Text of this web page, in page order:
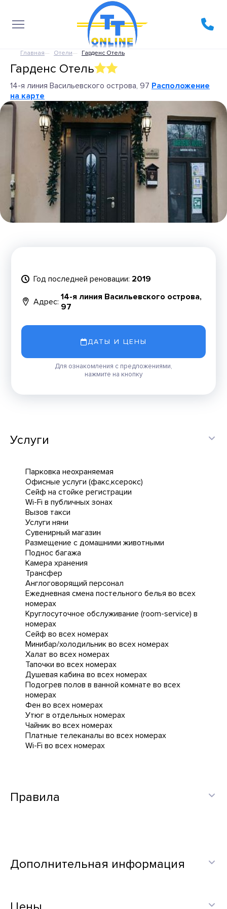
Главная Отели Гарденс Отель
Гарденс Отель
14-я линия Васильевского острова, 97 Расположение
на карте
Год последней реновации: 2019
Адрес: 14-я линия Васильевского острова,
97
ДАТЫ И ЦЕНЫ
Для ознакомления с предложениями,
нажмите на кнопку
Услуги
Парковка неохраняемая
Офисные услуги (факс,ксерокс)
Сейф на стойке регистрации
Wi-Fi в публичных зонах
Вызов такси
Услуги няни
Сувенирный магазин
Размещение с домашними животными
Поднос багажа
Камера хранения
Трансфер
Англоговорящий персонал
Ежедневная cмена постельного белья во всех
номерах
Круглосуточное обслуживание (room-service) в
номерах
Сейф во всех номерах
Минибар/холодильник во всех номерах
Халат во всех номерах
Тапочки во всех номерах
Душевая кабина во всех номерах
Подогрев полов в ванной комнате во всех
номерах
Фен во всех номерах
Утюг в отдельных номерах
Чайник во всех номерах
Платные телеканалы во всех номерах
Wi-Fi во всех номерах
Правила
Дополнительная информация